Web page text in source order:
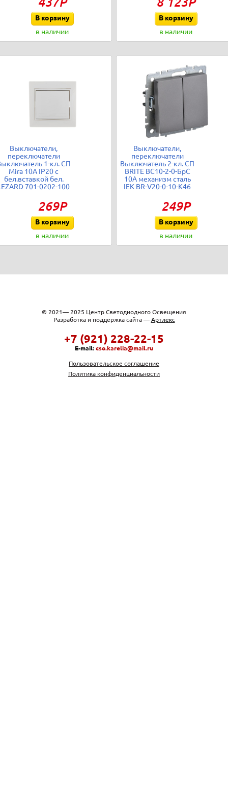
В корзину
в наличии
В корзину
в наличии
Выключатели,
переключатели
1-кл. СП
Mira 10А IP20 с
бел.вставкой бел.
701-0202-100
269Р
В корзину
в наличии
Выключатели,
переключатели
Выключатель 2-кл. СП
BRITE ВС10-2-0-БрС
10А механизм сталь
IEK BR-V20-0-10-K46
249Р
В корзину
в наличии
© 2021— 2025 Центр Светодиодного Освещения
Разработка и поддержка сайта — Артлекс
+7 (921) 228-22-15
E-mail: cso.karelia@mail.ru
Пользовательское соглашение
Политика конфиденциальности